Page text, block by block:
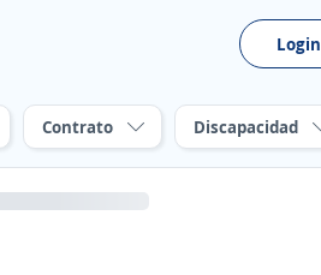
Login
Contrato Discapacidad